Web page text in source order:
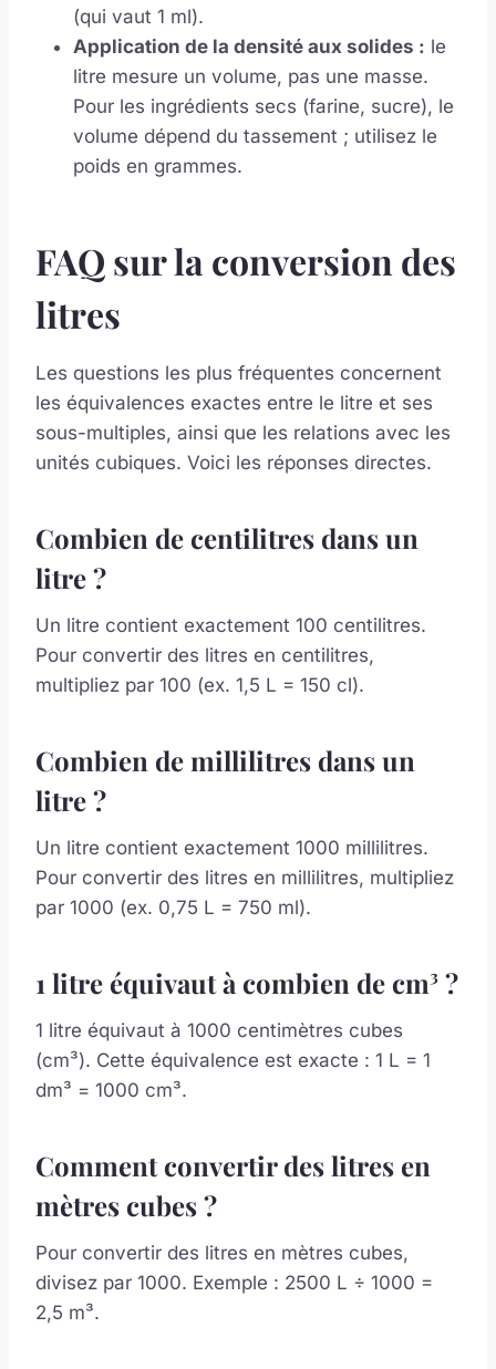
(qui vaut 1 ml).
Application de la densité aux solides : le
litre mesure un volume, pas une masse.
Pour les ingrédients secs (farine, sucre), le
volume dépend du tassement ; utilisez le
poids en grammes.
FAQ sur la conversion des
litres
Les questions les plus fréquentes concernent
les équivalences exactes entre le litre et ses
sous-multiples, ainsi que les relations avec les
unités cubiques. Voici les réponses directes.
Combien de centilitres dans un
litre ?
Un litre contient exactement 100 centilitres.
Pour convertir des litres en centilitres,
multipliez par 100 (ex. 1,5 L = 150 cl).
Combien de millilitres dans un
litre ?
Un litre contient exactement 1000 millilitres.
Pour convertir des litres en millilitres, multipliez
par 1000 (ex. 0,75 L = 750 ml).
1 litre équivaut à combien de cm³ ?
1 litre équivaut à 1000 centimètres cubes
(cm³). Cette équivalence est exacte : 1 L = 1
dm³ = 1000 cm³.
Comment convertir des litres en
mètres cubes ?
Pour convertir des litres en mètres cubes,
divisez par 1000. Exemple : 2500 L ÷ 1000 =
2,5 m³.